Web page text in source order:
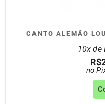
CANTO ALEMÃO
10x de
R$
no